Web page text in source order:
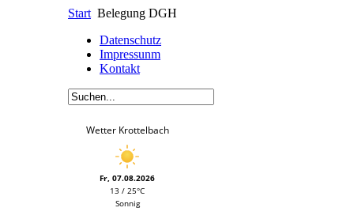
Start Belegung DGH
Datenschutz
Impressunm
Kontakt
Wetter Krottelbach
Fr, 07.08.2026
13 / 25°C
Sonnig